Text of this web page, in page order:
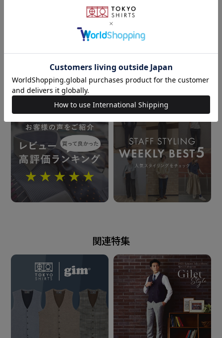
素材の特性上、摩擦による 毛玉が出ることがございま
す。
また、ほつれの原因となりますので、 着用には表面が
ざらついたものとの 引っ掛かりにご注意下さい。
汗や雨などで濡れた状態や強い摩擦 等で、他の製品に
色移りする場合が ございます。ご注意ください。
発売日
この商品に対するお問い合わせ
M 176cm
おすすめコンテンツ
関連特集